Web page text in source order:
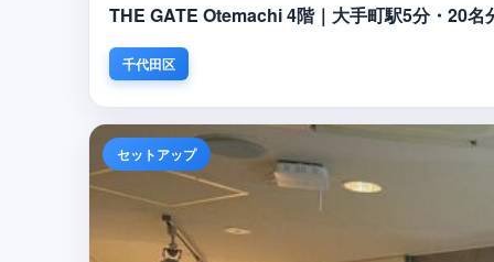
THE GATE Otemachi 4階｜大手町駅5分・20
千代田区
セットアップ